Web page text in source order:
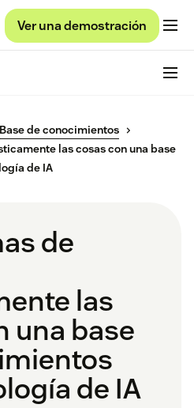
Ver una demostración
Base de conocimientos
las cosas con una base
de IA
de
las
una base
de IA